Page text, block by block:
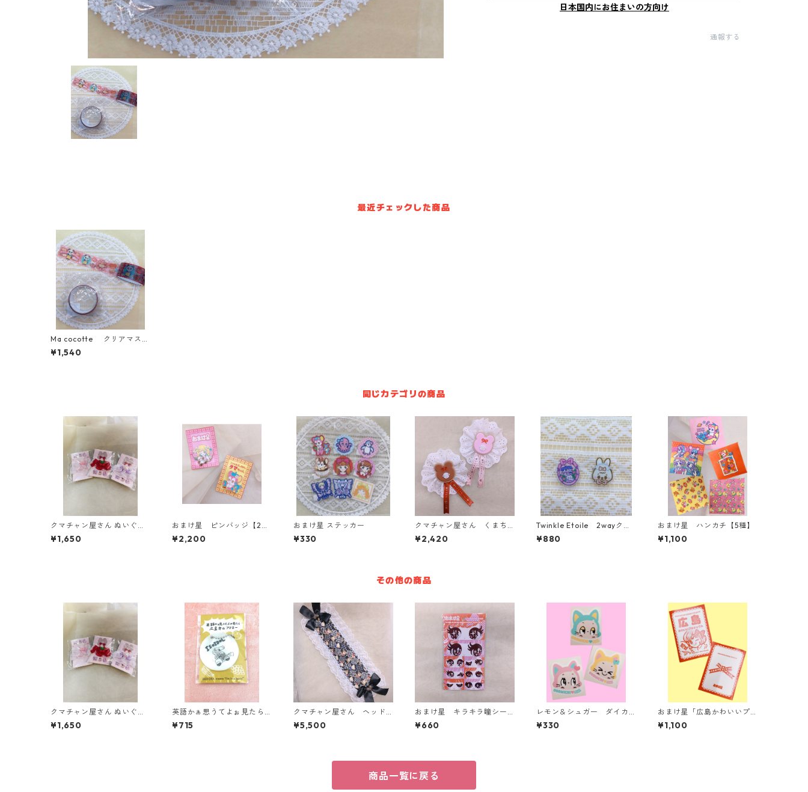
日本国内にお住まいの方向け
通報する
最近チェックした商品
Ma cocotte クリアマスキ
ングテープ (中華)
¥1,540
同じカテゴリの商品
クマチャン屋さん ぬいぐる
み つけえり
¥1,650
おまけ星 ピンバッジ【2
種】
¥2,200
おまけ星 ステッカー
¥330
クマチャン屋さん くまち
ゃんお願い事ロゼット【2
種】
¥2,420
Twinkle Etoile 2wayクリ
ップ【2種】
¥880
おまけ星 ハンカチ【5種】
¥1,100
その他の商品
クマチャン屋さん ぬいぐる
み つけえり
¥1,650
英語かぁ思うてよぉ見たら
広島弁のアクキー【いそい
どる】
¥715
クマチャン屋さん ヘッド
ドレス(黒)
¥5,500
おまけ星 キラキラ瞳シー
ル
¥660
レモン＆シュガー ダイカ
ットステッカー ねこ【３
種】
¥330
おまけ星「広島かわいいプ
ロジェクト」冊子
¥1,100
商品一覧に戻る